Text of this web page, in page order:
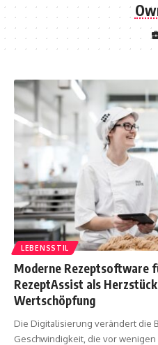
LEBENSSTIL
Moderne Rezeptsoftware
RezeptAssist als
Wertschöpfung
Die Digitalisierung verändert die
Geschwindigkeit, die vor wenigen